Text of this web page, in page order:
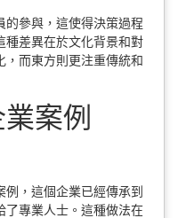
的參與，這使得決策過程
種差異在於文化背景和對
，而東方則更注重傳統和
案例
，這個企業已經傳承到
了專業人士。這種做法在